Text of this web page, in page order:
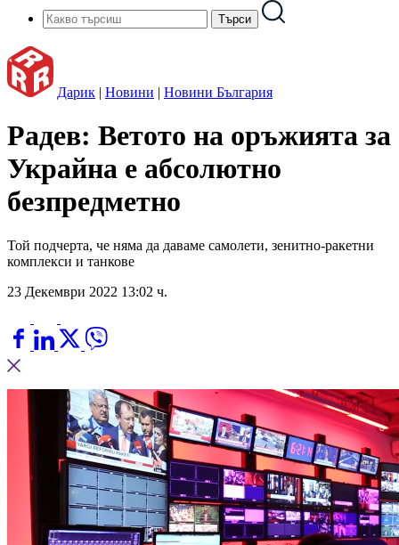
Дарик | Новини | Новини България
Радев: Ветото на оръжията за
Украйна е абсолютно
безпредметно
Той подчерта, че няма да даваме самолети, зенитно-ракетни
комплекси и танкове
23 Декември 2022 13:02 ч.